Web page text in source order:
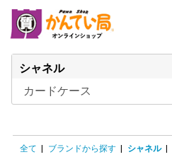
全て ブランドから探す シャネル